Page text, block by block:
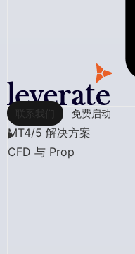
MT4/5 解决方案
联系我们 免费启动
CFD 与 Prop